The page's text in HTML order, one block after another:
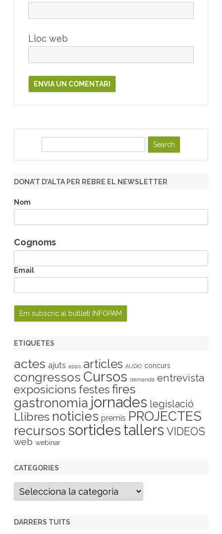
Lloc web
r
h
DONA’T D’ALTA PER REBRE EL NEWSLETTER
Nom
Cognoms
Email
ETIQUETES
actes ajuts apps articles AUDIO concurs
congressos Cursos demanda entrevista
exposicions festesfires
gastronomia jornades legislació
Llibres noticies premis PROJECTES
recursos sortides tallers VIDEOS
web webinar
CATEGORIES
C
t
g
DARRERS TUITS